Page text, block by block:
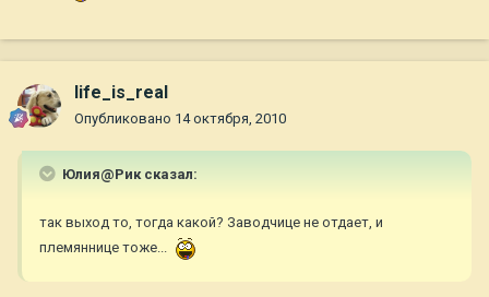
life_is_real
Опубликовано 14 октября, 2010
Юлия@Рик сказал:
так выход то, тогда какой? Заводчице не отдает, и
племяннице тоже...